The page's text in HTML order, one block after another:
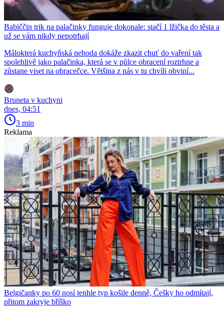
Babiččin trik na palačinky funguje dokonale: stačí 1 lžička do těsta a
už se vám nikdy nepotrhají
Málokterá kuchyňská nehoda dokáže zkazit chuť do vaření tak
spolehlivě jako palačinka, která se v půlce obracení roztrhne a
zůstane viset na obracečce. Většina z nás v tu chvíli obviní...
Bruneta v kuchyni
dnes, 04:51
3 min
Reklama
Belgičanky po 60 nosí tenhle typ košile denně, Češky ho odmítají,
přitom zakryje bříško